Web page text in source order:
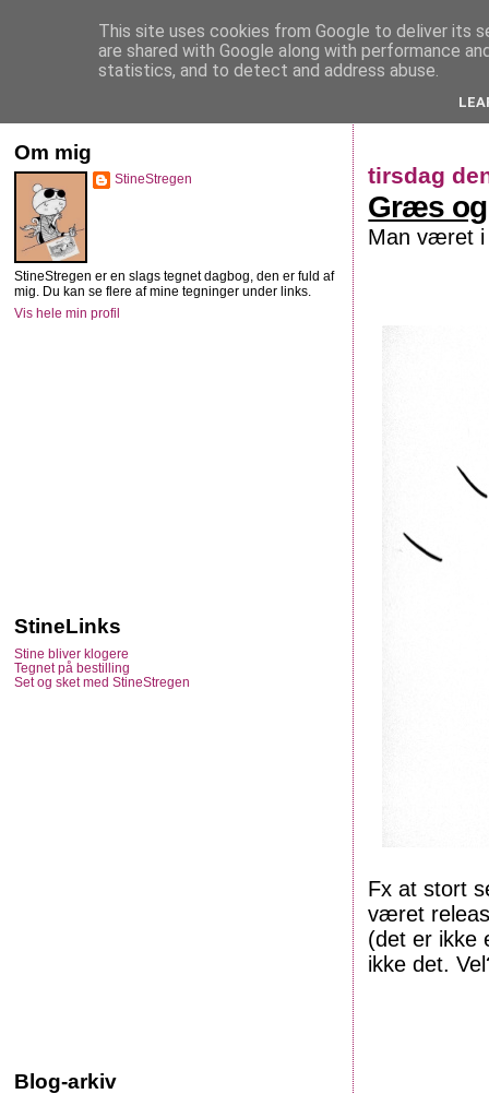
StineStregen
tirsdag
Græs
Man været i
Fx at stort
været
(det er ikke
ikke det.
Om mig
StineStregen
StineStregen er en slags tegnet dagbog, den er fuld af
mig. Du kan se flere af mine tegninger under links.
Vis hele min profil
StineLinks
Stine bliver klogere
Tegnet på bestilling
Set og sket med StineStregen
Blog-arkiv
This site uses cookies from Google to deliver its
are shared with Google along with performance
statistics, and to detect and address abuse.